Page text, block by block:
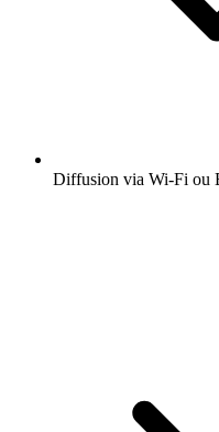
Diffusion via Wi-Fi ou